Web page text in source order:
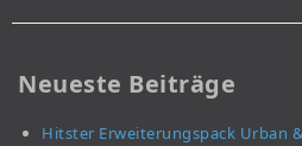
Neueste Beiträge
Hitster Erweiterungspack Urban